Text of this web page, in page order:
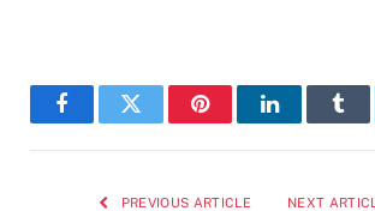
FacebookTwitter PinterestLinkedIn
PREVIOUS ARTICLE NEXT